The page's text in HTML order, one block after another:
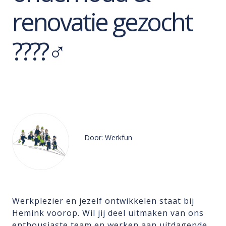
renovatie gezocht
????‍♂️
Door: Werkfun
Werkplezier en jezelf ontwikkelen staat bij
Hemink voorop. Wil jij deel uitmaken van ons